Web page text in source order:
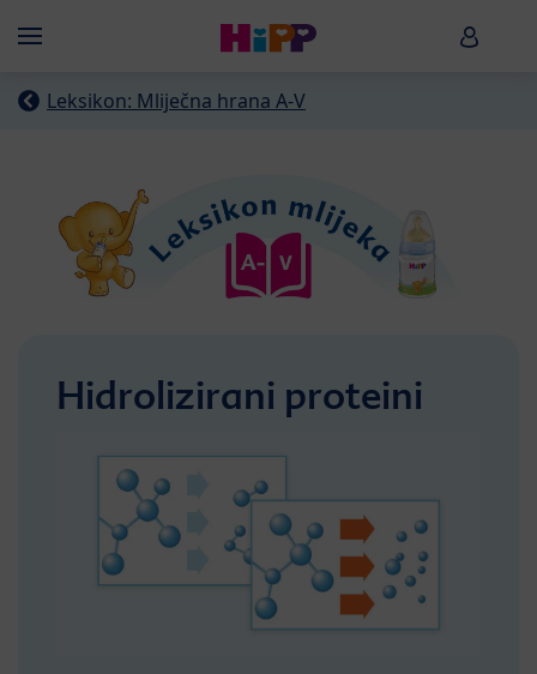
Menü HiPP
Leksikon: Mliječna hrana A-V
Hidrolizirani proteini